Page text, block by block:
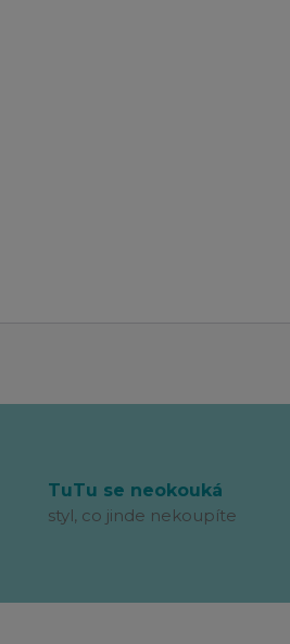
TuTu se neokouká
styl, co jinde nekoupíte